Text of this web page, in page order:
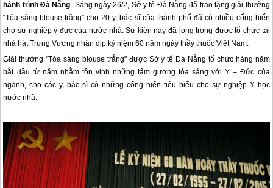
hành trìnhĐà Nẵng- Sáng ngày 26/2, Sở y tế Đà Nẵng đã trao tặng giải thưởng
“Tỏa sáng blouse trắng” cho 20 y, bác sĩ của thành phố đã có nhiều cống hiến
cho sự nghiệp y đức của nước nhà. Sự kiện này đã long trọng được tổ chức tại
nhà hát Trưng Vương nhân dịp kỷ niệm 60 năm ngày thầy thuốc Việt Nam.
Giải thưởng "Tỏa sáng blouse trắng" được Sở y tếĐà Nẵng tổ chức hàng năm
bắt đầu từ năm nhằm tôn vinh những tấm gương tỏa sáng với Y – Đức của
ngành, cho các y, bác sĩ có những cống hiến tiêu biểu cho sự nghiệp Y học
nước nhà.